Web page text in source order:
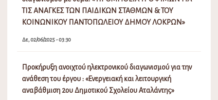
ΤΙΣ ΑΝΑΓΚΕΣ ΤΩΝ ΠΑΙΔΙΚΩΝ ΣΤΑΘΜΩΝ & ΤΟΥ
ΚΟΙΝΩΝΙΚΟΥ ΠΑΝΤΟΠΩΛΕΙΟΥ ΔΗΜΟΥ ΛΟΚΡΩΝ»
Δε, 02/06/2025 - 03:30
Προκήρυξη ανοιχτού ηλεκτρονικού διαγωνισμού για την
ανάθεση του έργου : «Ενεργειακή και λειτουργική
αναβάθμιση 2ου Δημοτικού Σχολείου Αταλάντης»